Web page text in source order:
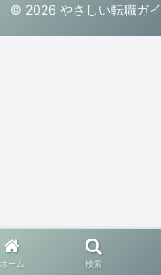
© 2026 やさしい転職ガ
ホーム 検索